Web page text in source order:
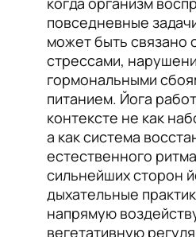
повседневные
может быть связано
стрессами,
гормональными
питанием. Йога
контексте не как
а как система
естественного
сильнейших сторон
дыхательные
напрямую
вегетативную